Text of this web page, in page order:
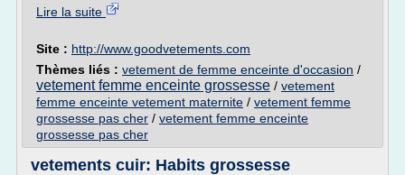
Lire la suite
Site : http://www.goodvetements.com
Thèmes liés : vetement de femme enceinte d'occasion /
vetement femme enceinte grossesse / vetement
femme enceinte vetement maternite / vetement femme
grossesse pas cher / vetement femme enceinte
grossesse pas cher
vetements cuir: Habits grossesse